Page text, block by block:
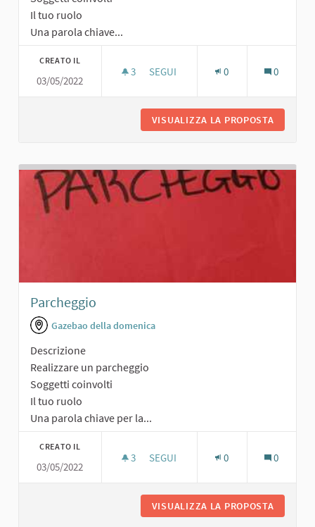
Il tuo ruolo
Una parola chiave...
CREATO IL
03/05/2022
3 3 SOSTENITORI
SEGUI 0 0
VISUALIZZA LA PROPOSTA
Parcheggio
Gazebao della domenica
Descrizione
Realizzare un parcheggio
Soggetti coinvolti
Il tuo ruolo
Una parola chiave per la...
CREATO IL
03/05/2022
3 3 SOSTENITORI
SEGUI 0 0
VISUALIZZA LA PROPOSTA